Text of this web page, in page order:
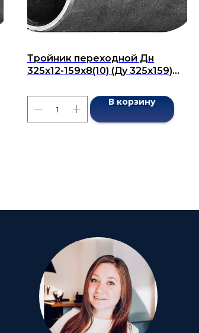
Тройник переходной Дн
325х12-159х8(10) (Ду 325х159)
В корзину